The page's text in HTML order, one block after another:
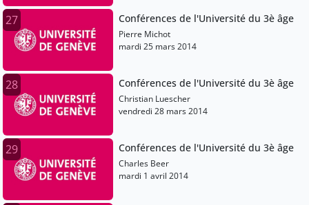
27 Conférences de l'Université du 3è âge
Pierre Michot
mardi 25 mars 2014
28 Conférences de l'Université du 3è âge
Christian Luescher
vendredi 28 mars 2014
29 Conférences de l'Université du 3è âge
Charles Beer
mardi 1 avril 2014